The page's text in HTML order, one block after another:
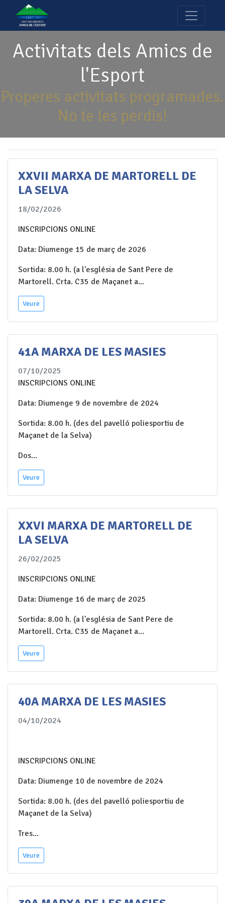
Activitats dels Amics de
l'Esport
Properes activitats programades.
No te les perdis!
XXVII MARXA DE MARTORELL DE
LA SELVA
18/02/2026
INSCRIPCIONS ONLINE
Data: Diumenge 15 de març de 2026
Sortida: 8.00 h. (a l'església de Sant Pere de
Martorell. Crta. C35 de Maçanet a...
Veure
41A MARXA DE LES MASIES
07/10/2025
INSCRIPCIONS ONLINE
Data: Diumenge 9 de novembre de 2024
Sortida: 8.00 h. (des del pavelló poliesportiu de
Maçanet de la Selva)
Dos...
Veure
XXVI MARXA DE MARTORELL DE
LA SELVA
26/02/2025
INSCRIPCIONS ONLINE
Data: Diumenge 16 de març de 2025
Sortida: 8.00 h. (a l'església de Sant Pere de
Martorell. Crta. C35 de Maçanet a...
Veure
40A MARXA DE LES MASIES
04/10/2024
INSCRIPCIONS ONLINE
Data: Diumenge 10 de novembre de 2024
Sortida: 8.00 h. (des del pavelló poliesportiu de
Maçanet de la Selva)
Tres...
Veure